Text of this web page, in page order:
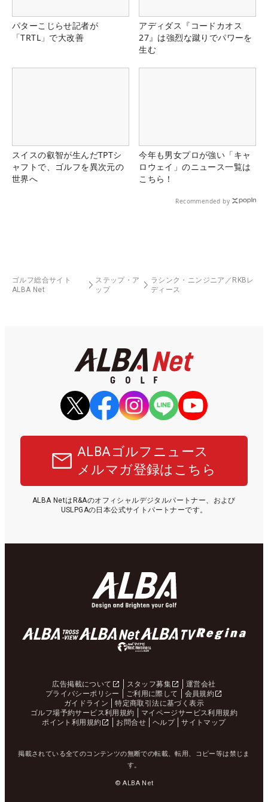
パターこじらせ記者が
「TRTL」で大改善
アディダス『コードカオス
27』は強烈な蹴りでパワーを
生む
スイスの叡智が生んだTPTシ
ャフトで、ゴルフを異次元の
世界へ
今年も男女プロが強い「キャ
ロウェイ」のニュース一覧は
こちら！
Recommended by
ゴルフ総合サイト
ALBA Net
ステップ・ア
ップ
ラシンク・ニンジニア／RKBレ
ディース
ALBAゴルフニュース
メルマガ登録はこちら
ALBA NetはR&Aのオフィシャルデジタルパートナー、および
USLPGAの日本公式サイトパートナーです。
広告掲載について スタッフ募集
運営会社
プライバシーポリシー
ご利用に際して
会員規約
ガイドライン
特定商取引法に基づく表示
ゴルフ場予約サービス利用規約
マイページサービス利用規約
ポイント利用規約
お問合せ ヘルプ サイトマップ
掲載されている全てのコンテンツの無断での転載、転用、コピー等は禁じま
す。
© ALBA Net